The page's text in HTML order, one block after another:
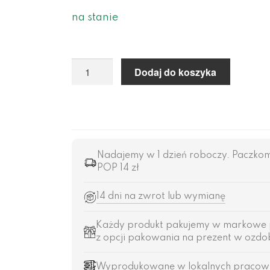
na stanie
Dodaj do koszyka
Nadajemy w 1 dzień roboczy.
POP 14 zł
14 dni na zwrot lub wymianę
Każdy produkt pakujemy w markowe
z opcji pakowania na prezent w
Wyprodukowane w lokalnych